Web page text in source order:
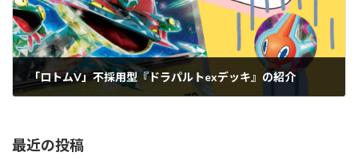
「ロトムV」不採用型『ドラパルトexデッキ』の紹介
最近の投稿